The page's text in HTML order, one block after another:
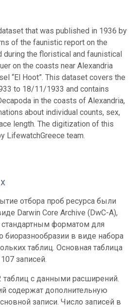
that was published in 1936 by
of the faunistic report on the
during the floristical and faunistical
on the coasts near Alexandria
“El Hoot”. This dataset covers the
to 18/11/1933 and contains
in the coasts of Alexandria,
about individual counts, sex,
length. The digitization of this
LifewatchGreece team.
отбора проб ресурса были
Darwin Core Archive (DwC-A),
стандартным форматом для
в виде набора
таблиц. Основная таблица
записей.
таблиц с данными расширений.
содержат дополнительную
записи. Число записей в